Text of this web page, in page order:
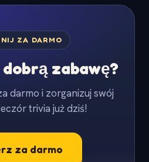
ZA DARMO
zabawę?
darmo i zorganizuj swój
trivia już dziś!
za darmo